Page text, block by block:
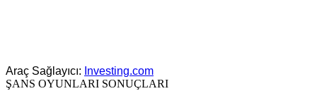
Araç Sağlayıcı: Investing.com
ŞANS OYUNLARI SONUÇLARI